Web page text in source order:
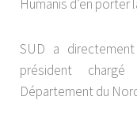
Humanis d’en porter
SUD a
président
Département du